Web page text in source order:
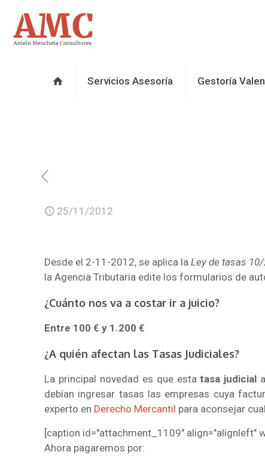
Servicios Asesoría Gestoría
25/11/2012
Desde el 2-11-2012, se aplica laLey de tasas
la Agencia Tributaria edite los formularios de
¿Cuánto nos va a costar ir a juicio?
Entre 100 € y 1.200 €
¿A quién afectan las Tasas Judiciales?
La principal novedad es que estatasa judicial
debían ingresar tasas las empresas cuya
experto en Derecho Mercantil para aconsejar
[caption id="attachment_1109" align="alignleft"
Ahora pagaremos por: